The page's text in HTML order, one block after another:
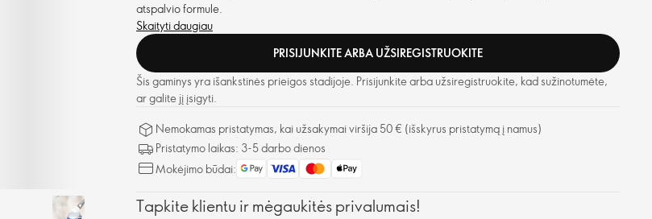
atspalvio formule.
Skaityti daugiau
PRISIJUNKITE ARBA UŽSIREGISTRUOKITE
Šis gaminys yra išankstinės prieigos stadijoje. Prisijunkite arba užsiregistruokite, kad sužinotumėte,
ar galite jį įsigyti.
Nemokamas pristatymas, kai užsakymai viršija 50 € (išskyrus pristatymą į namus)
Pristatymo laikas: 3-5 darbo dienos
Mokėjimo būdai:
Tapkite klientu ir mėgaukitės privalumais!